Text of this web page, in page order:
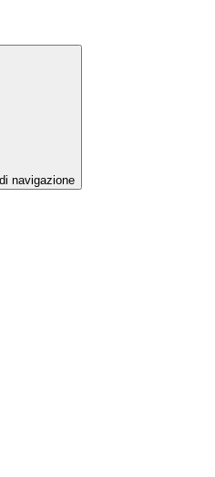
navigazione